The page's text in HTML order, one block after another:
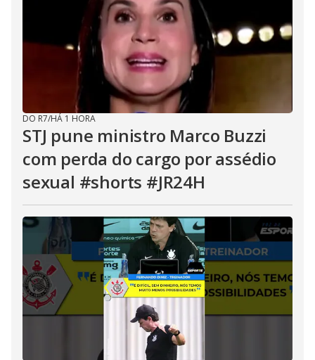
DO R7/HÁ 1 HORA
STJ pune ministro Marco Buzzi
com perda do cargo por assédio
sexual #shorts #JR24H